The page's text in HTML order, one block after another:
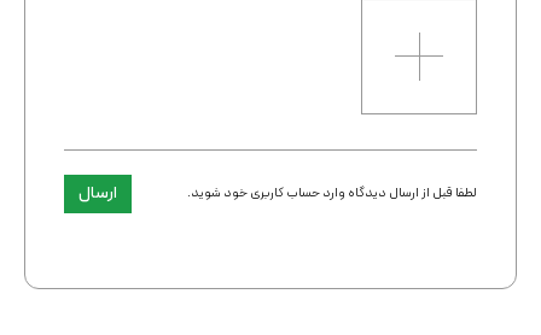
لطفا قبل از ارسال دیدگاه وارد حساب کاربری خود شوید. ارسال